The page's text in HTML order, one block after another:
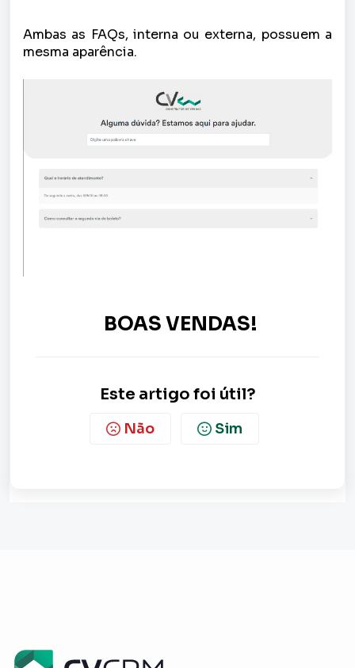
Ambas as FAQs, interna ou externa, possuem a
mesma aparência.
BOAS VENDAS!
Este artigo foi útil?
Não Sim